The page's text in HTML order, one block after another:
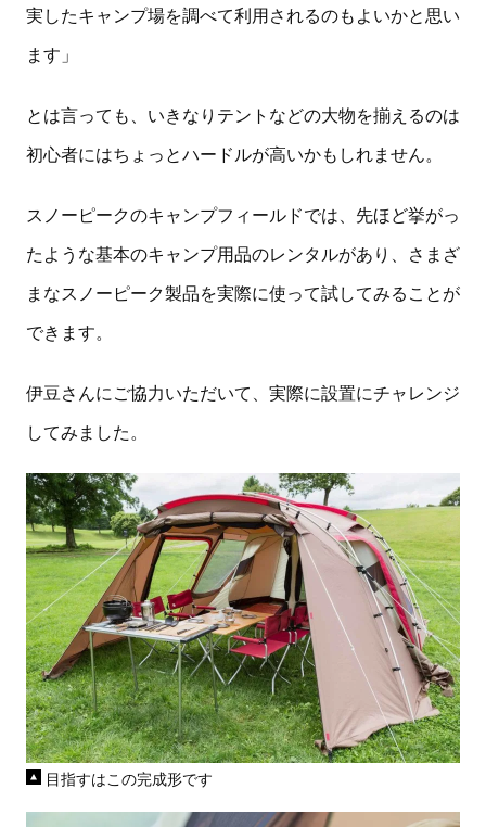
実したキャンプ場を調べて利用されるのもよいかと思い
ます」
とは言っても、いきなりテントなどの大物を揃えるのは
初心者にはちょっとハードルが高いかもしれません。
スノーピークのキャンプフィールドでは、先ほど挙がっ
たような基本のキャンプ用品のレンタルがあり、さまざ
まなスノーピーク製品を実際に使って試してみることが
できます。
伊豆さんにご協力いただいて、実際に設置にチャレンジ
してみました。
目指すはこの完成形です